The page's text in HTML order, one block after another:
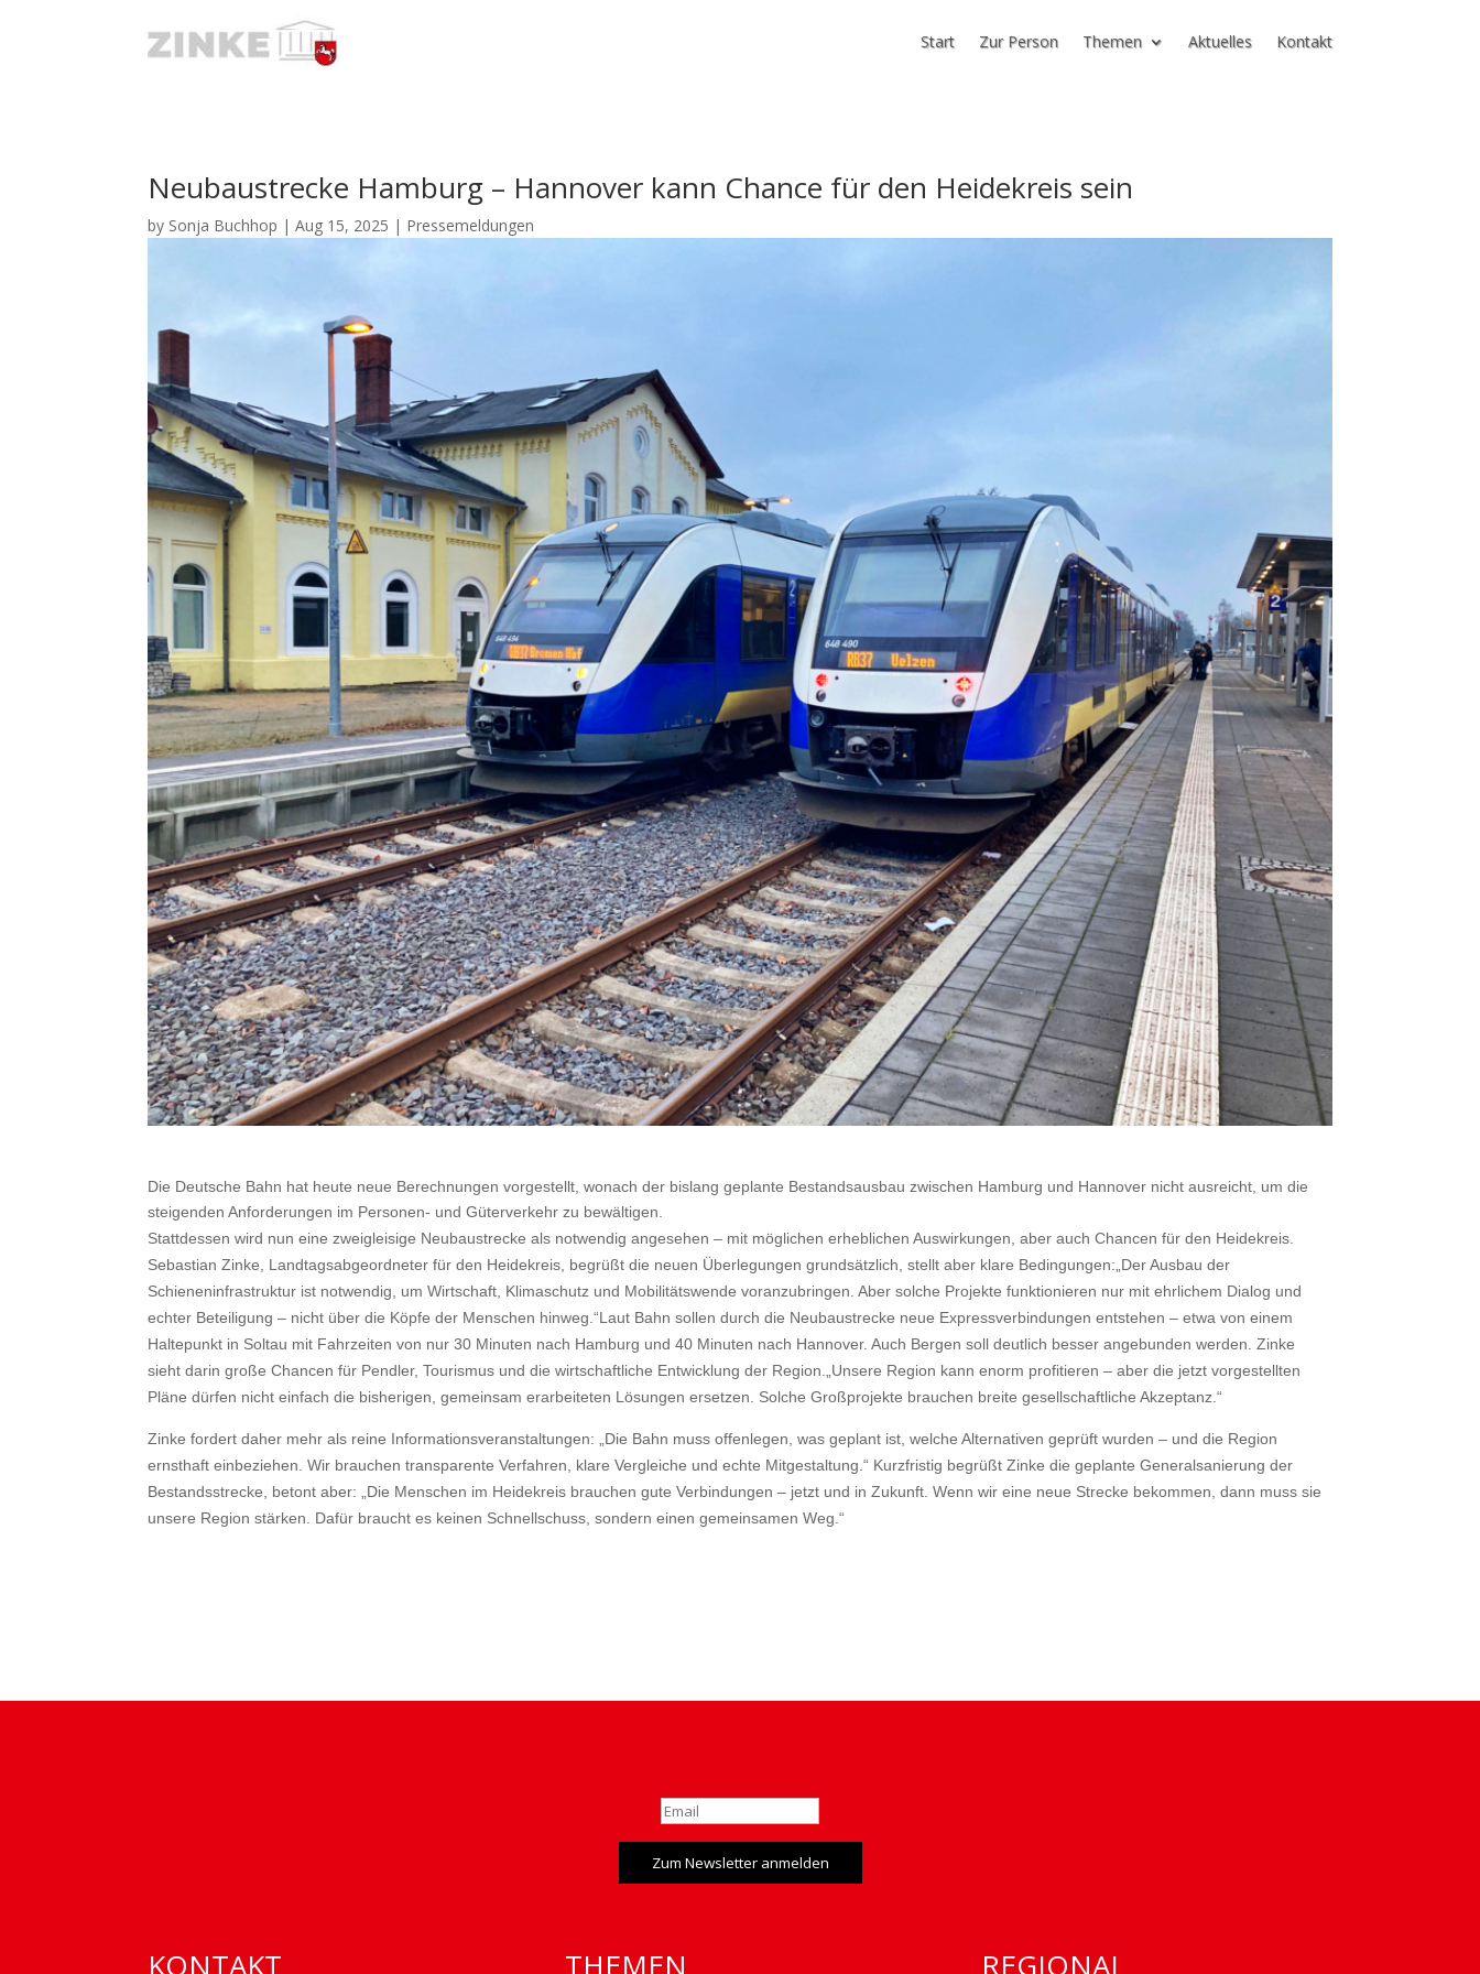
Start Zur Person Themen Aktuelles Kontakt
Neubaustrecke Hamburg – Hannover kann Chance für den Heidekreis sein
by Sonja Buchhop |Aug 15, 2025 | Pressemeldungen
Die Deutsche Bahn hat heute neue Berechnungen vorgestellt, wonach der bislang geplante Bestandsausbau zwischen Hamburg und Hannover nicht ausreicht, um die
steigenden Anforderungen im Personen- und Güterverkehr zu bewältigen.
Stattdessen wird nun eine zweigleisige Neubaustrecke als notwendig angesehen – mit möglichen erheblichen Auswirkungen, aber auch Chancen für den Heidekreis.
Sebastian Zinke, Landtagsabgeordneter für den Heidekreis, begrüßt die neuen Überlegungen grundsätzlich, stellt aber klare Bedingungen: „Der Ausbau der
Schieneninfrastruktur ist notwendig, um Wirtschaft, Klimaschutz und Mobilitätswende voranzubringen. Aber solche Projekte funktionieren nur mit ehrlichem Dialog und
echter Beteiligung – nicht über die Köpfe der Menschen hinweg.“Laut Bahn sollen durch die Neubaustrecke neue Expressverbindungen entstehen – etwa von einem
Haltepunkt in Soltau mit Fahrzeiten von nur 30 Minuten nach Hamburg und 40 Minuten nach Hannover. Auch Bergen soll deutlich besser angebunden werden. Zinke
sieht darin große Chancen für Pendler, Tourismus und die wirtschaftliche Entwicklung der Region.
„Unsere Region kann enorm profitieren – aber die jetzt vorgestellten
Pläne dürfen nicht einfach die bisherigen, gemeinsam erarbeiteten Lösungen ersetzen. Solche Großprojekte brauchen breite gesellschaftliche Akzeptanz.“
Zinke fordert daher mehr als reine Informationsveranstaltungen:
„Die Bahn muss offenlegen, was geplant ist, welche Alternativen geprüft wurden – und die Region
ernsthaft einbeziehen. Wir brauchen transparente Verfahren, klare Vergleiche und echte Mitgestaltung.“ Kurzfristig begrüßt Zinke die geplante Generalsanierung der
Bestandsstrecke, betont aber:
„Die Menschen im Heidekreis brauchen gute Verbindungen – jetzt und in Zukunft. Wenn wir eine neue Strecke bekommen, dann muss sie
unsere Region stärken. Dafür braucht es keinen Schnellschuss, sondern einen gemeinsamen Weg.“
Zum Newsletter anmelden
KONTAKT THEMEN REGIONAL